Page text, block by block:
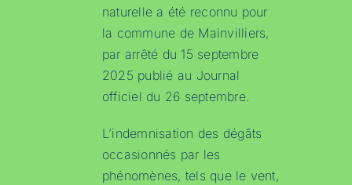
naturelle a été reconnu pour
la commune de Mainvilliers,
par arrêté du 15 septembre
2025 publié au Journal
officiel du 26 septembre.
L’indemnisation des dégâts
occasionnés par les
phénomènes, tels que le vent,